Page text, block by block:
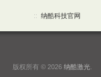
:: 纳酷科技官网
版权所有 © 2026 纳酷激光